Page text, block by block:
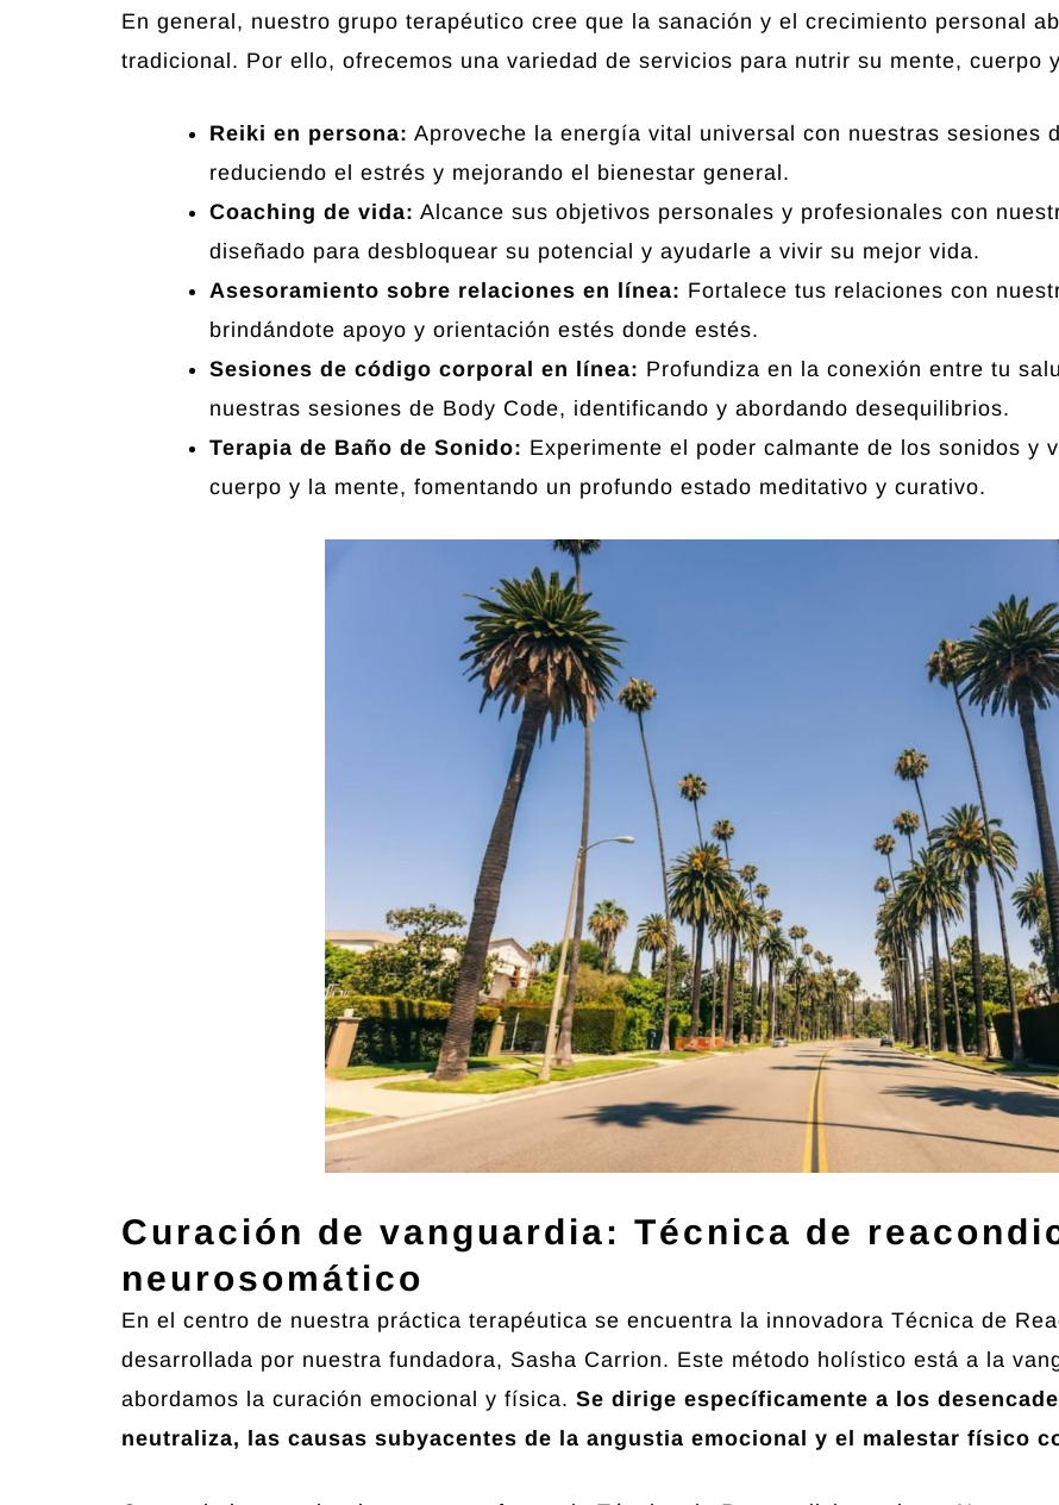
En general, nuestro grupo terapéutico cree que la sanación y el crecimiento personal
tradicional. Por ello, ofrecemos una variedad de servicios para nutrir su mente, cuerpo
Reiki en persona: Aproveche la energía vital universal con nuestras sesiones
reduciendo el estrés y mejorando el bienestar general.
Coaching de vida: Alcance sus objetivos personales y profesionales con
diseñado para desbloquear su potencial y ayudarle a vivir su mejor vida.
Asesoramiento sobre relaciones en línea: Fortalece tus relaciones con
brindándote apoyo y orientación estés donde estés.
Sesiones de código corporal en línea: Profundiza en la conexión entre tu
nuestras sesiones de Body Code, identificando y abordando desequilibrios.
Terapia de Baño de Sonido: Experimente el poder calmante de los sonidos y
cuerpo y la mente, fomentando un profundo estado meditativo y curativo.
Curación de vanguardia: Técnica de
neurosomático
En el centro de nuestra práctica terapéutica se encuentra la innovadora Técnica de
desarrollada por nuestra fundadora, Sasha Carrion. Este método holístico está a la
abordamos la curación emocional y física. Se dirige específicamente a los
neutraliza, las causas subyacentes de la angustia emocional y el malestar físico